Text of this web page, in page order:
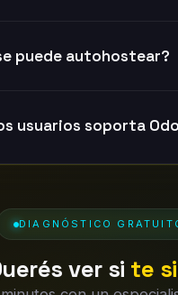
puede autohostear?
usuarios soporta
DIAGNÓSTICO
ver si te